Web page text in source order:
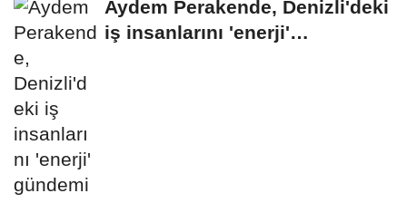
Aydem Perakende, Denizli'deki
iş insanlarını 'enerji'